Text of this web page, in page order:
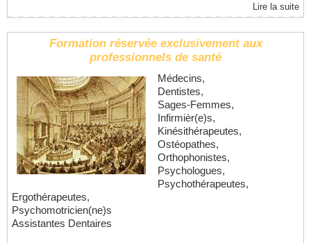
Lire la suite
Formation réservée exclusivement aux
professionnels de santé
Médecins,
Dentistes,
Sages-Femmes,
Infirmièr(e)s,
Kinésithérapeutes,
Ostéopathes,
Orthophonistes,
Psychologues,
Psychothérapeutes,
Ergothérapeutes,
Psychomotricien(ne)s
Assistantes Dentaires